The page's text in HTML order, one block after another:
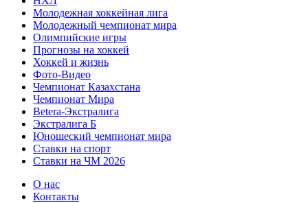
Молодежная хоккейная лига
Молодежный чемпионат мира
Олимпийские игры
Прогнозы на хоккей
Хоккей и жизнь
Фото-Видео
Чемпионат Казахстана
Чемпионат Мира
Betera-Экстралига
Экстралига Б
Юношеский чемпионат мира
Ставки на спорт
Ставки на ЧМ 2026
О нас
Контакты